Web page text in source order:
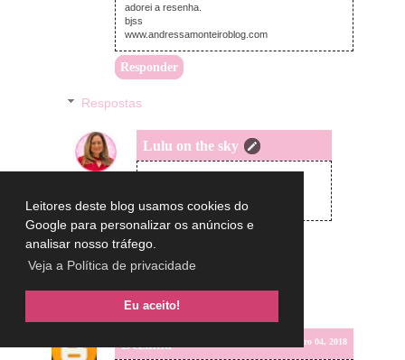
Leitores deste blog usamos cookies do
Google para personalizar os anúncios e
analisar nosso tráfego.
Veja a Política de privacidade
Eu aceito!
adorei a resenha.
bjss
www.andressamonteiroblog.com
Responder
Respostas
Lulu on the sky
terça-feira, setembro 04, 2018
big beijos
Dézinha terça-feira, setembro 04, 2018